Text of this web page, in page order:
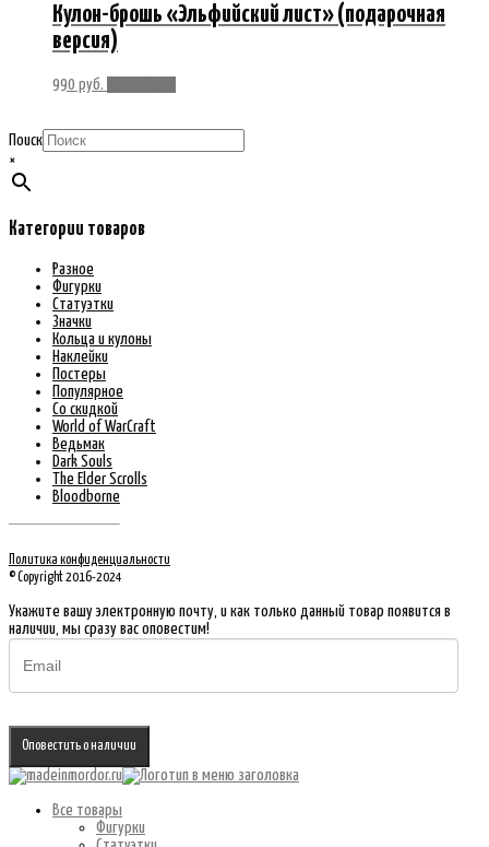
Кулон-брошь «Эльфийский лист» (подарочная
версия)
990 руб.
Поиск
×
Категории товаров
Разное
Фигурки
Статуэтки
Значки
Кольца и кулоны
Наклейки
Постеры
Популярное
Со скидкой
World of WarCraft
Ведьмак
Dark Souls
The Elder Scrolls
Bloodborne
Политика конфиденциальности
© Copyright 2016-2024
Укажите вашу электронную почту, и как только данный товар появится в
наличии, мы сразу вас оповестим!
Оповестить о наличии
Все товары
Фигурки